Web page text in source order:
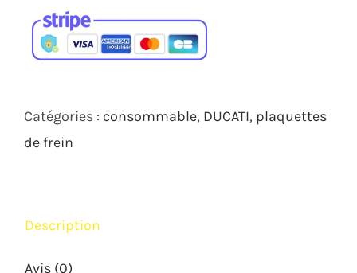
Plaquette
de
LMP
1162
Catégories : consommable DUCATI plaquettes
de frein
Description
Avis (0)